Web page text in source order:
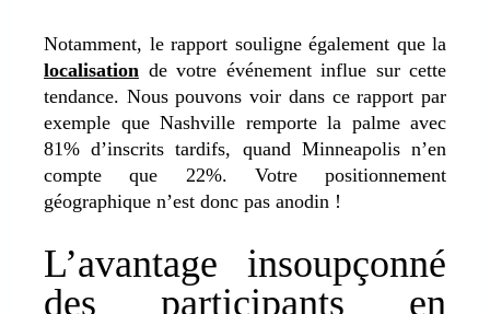
Notamment, le rapport souligne également que la
localisation de votre événement influe sur cette
tendance. Nous pouvons voir dans ce rapport par
exemple que Nashville remporte la palme avec
81% d’inscrits tardifs, quand Minneapolis n’en
compte que 22%. Votre positionnement
géographique n’est donc pas anodin !
L’avantage insoupçonné
des participants en